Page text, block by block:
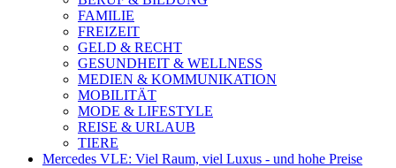
FAMILIE
FREIZEIT
GELD & RECHT
GESUNDHEIT & WELLNESS
MEDIEN & KOMMUNIKATION
MOBILITÄT
MODE & LIFESTYLE
REISE & URLAUB
TIERE
Mercedes VLE: Viel Raum, viel Luxus - und hohe Preise